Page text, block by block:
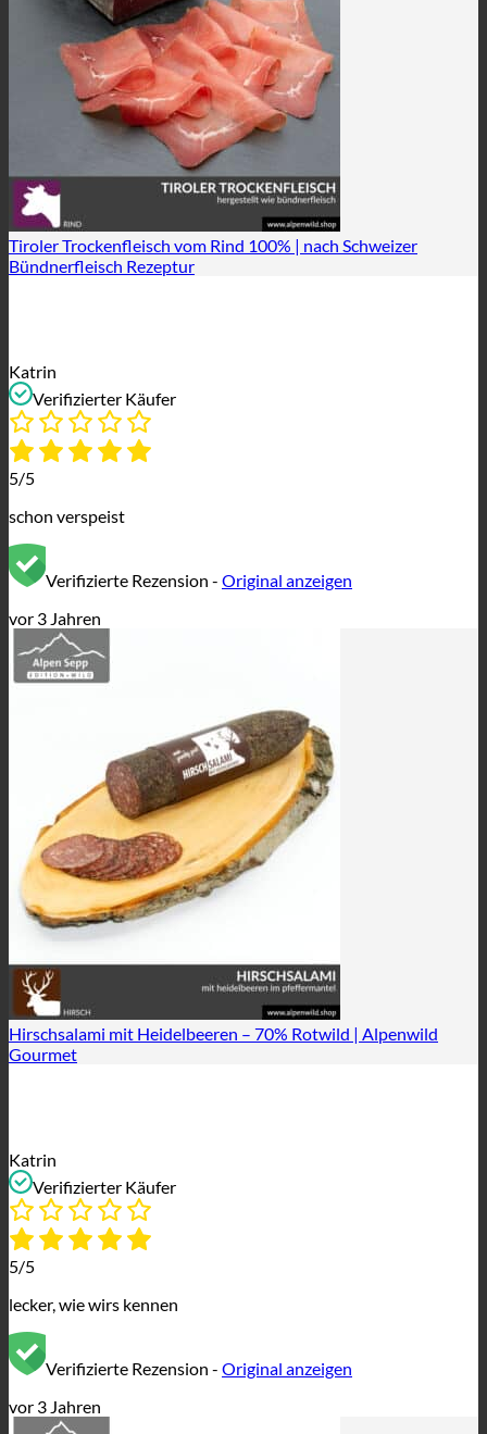
Tiroler Trockenfleisch vom Rind 100% | nach Schweizer
Bündnerfleisch Rezeptur
Katrin
Verifizierter Käufer
5/5
schon verspeist
Verifizierte Rezension - Original anzeigen
vor 3 Jahren
Hirschsalami mit Heidelbeeren – 70% Rotwild | Alpenwild
Gourmet
Katrin
Verifizierter Käufer
5/5
lecker, wie wirs kennen
Verifizierte Rezension - Original anzeigen
vor 3 Jahren